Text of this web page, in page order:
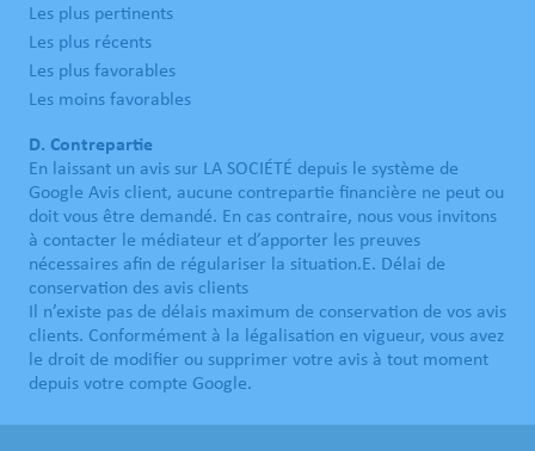
Les plus pertinents
Les plus récents
Les plus favorables
Les moins favorables
D. Contrepartie
En laissant un avis sur LA SOCIÉTÉ depuis le système de
Google Avis client, aucune contrepartie financière ne peut ou
doit vous être demandé. En cas contraire, nous vous invitons
à contacter le médiateur et d’apporter les preuves
nécessaires afin de régulariser la situation.E. Délai de
conservation des avis clients
Il n’existe pas de délais maximum de conservation de vos avis
clients. Conformément à la légalisation en vigueur, vous avez
le droit de modifier ou supprimer votre avis à tout moment
depuis votre compte Google.